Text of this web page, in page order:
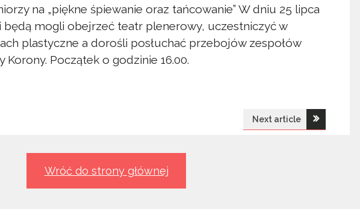
na „piękne śpiewanie oraz tańcowanie” W dniu 25 lipca
będą mogli obejrzeć teatr plenerowy, uczestniczyć w
plastyczne a dorośli posłuchać przebojów zespołów
Korony. Początek o godzinie 16.00.
Next article
Wróć do strony głównej